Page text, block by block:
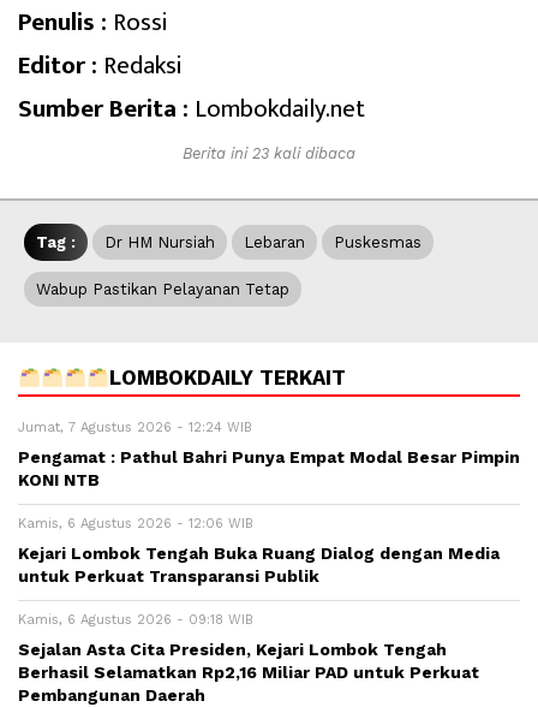
Penulis : Rossi
Editor : Redaksi
Sumber Berita : Lombokdaily.net
Berita ini 23 kali dibaca
Tag : Dr HM Nursiah Lebaran Puskesmas
Wabup Pastikan Pelayanan Tetap
LOMBOKDAILY TERKAIT
Jumat, 7 Agustus 2026 - 12:24 WIB
Pengamat : Pathul Bahri Punya Empat Modal Besar Pimpin
KONI NTB
Kamis, 6 Agustus 2026 - 12:06 WIB
Kejari Lombok Tengah Buka Ruang Dialog dengan Media
untuk Perkuat Transparansi Publik
Kamis, 6 Agustus 2026 - 09:18 WIB
Sejalan Asta Cita Presiden, Kejari Lombok Tengah
Berhasil Selamatkan Rp2,16 Miliar PAD untuk Perkuat
Pembangunan Daerah